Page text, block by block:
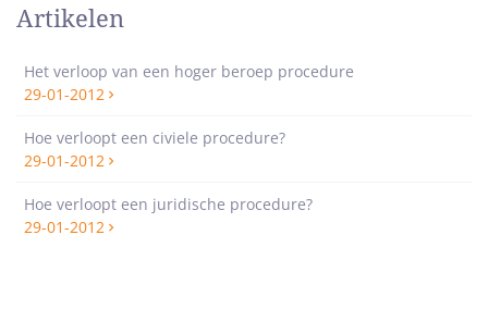
Artikelen
Het verloop van een hoger beroep procedure
29-01-2012
Hoe verloopt een civiele procedure?
29-01-2012
Hoe verloopt een juridische procedure?
29-01-2012